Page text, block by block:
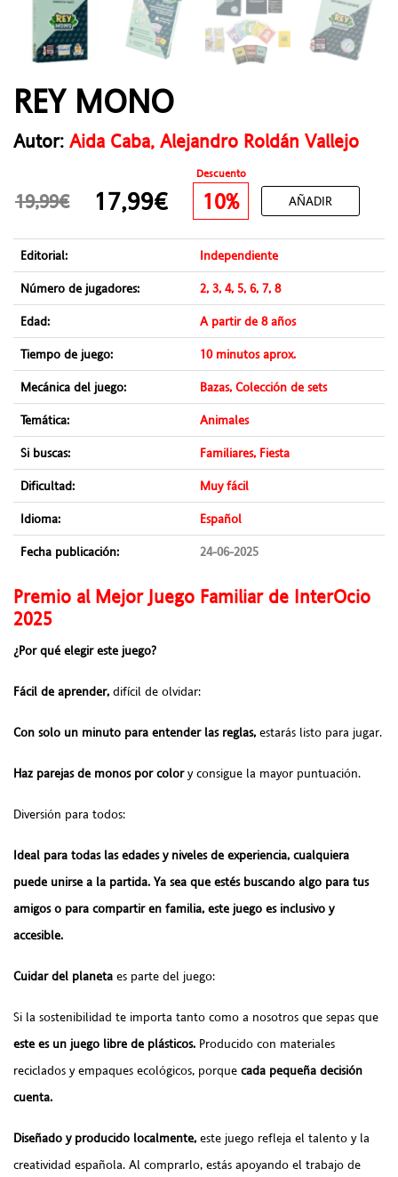
REY MONO
Autor: Aida Caba, Alejandro Roldán Vallejo
Descuento
19,99€ 17,99€ 10% AÑADIR
Editorial:
Independiente
Número de jugadores:
2, 3, 4, 5, 6, 7, 8
Edad:
A partir de 8 años
Tiempo de juego:
10 minutos aprox.
Mecánica del juego:
Bazas, Colección de sets
Temática:
Animales
Si buscas:
Familiares, Fiesta
Dificultad:
Muy fácil
Idioma:
Español
Fecha publicación:
24-06-2025
Premio al Mejor Juego Familiar de InterOcio
2025
¿Por qué elegir este juego?
Fácil de aprender, difícil de olvidar:
Con solo un minuto para entender las reglas, estarás listo para jugar.
Haz parejas de monos por colory consigue la mayor puntuación.
Diversión para todos:
Ideal para todas las edades y niveles de experiencia, cualquiera
puede unirse a la partida. Ya sea que estés buscando algo para tus
amigos o para compartir en familia, este juego es inclusivo y
accesible.
Cuidar del planeta es parte del juego:
Si la sostenibilidad te importa tanto como a nosotros que sepas que
este es un juego libre de plásticos. Producido con materiales
reciclados y empaques ecológicos, porque cada pequeña decisión
cuenta.
Diseñado y producido localmente, este juego refleja el talento y la
creatividad española. Al comprarlo, estás apoyando el trabajo de